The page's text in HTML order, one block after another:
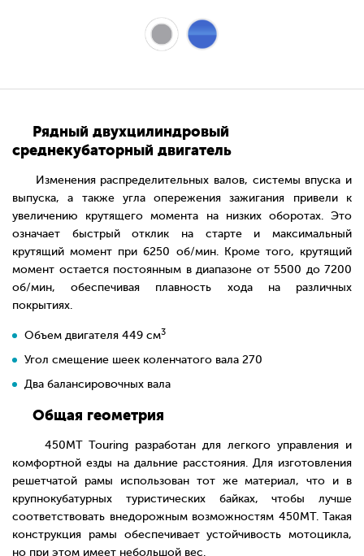
Рядный двухцилиндровый
среднекубаторный двигатель
Изменения распределительных валов, системы впуска и
выпуска, а также угла опережения зажигания привели к
увеличению крутящего момента на низких оборотах. Это
означает быстрый отклик на старте и максимальный
крутящий момент при 6250 об/мин. Кроме того, крутящий
момент остается постоянным в диапазоне от 5500 до 7200
об/мин, обеспечивая плавность хода на различных
покрытиях.
Объем двигателя 449 см3
Угол смещение шеек коленчатого вала 270
Два балансировочных вала
Общая геометрия
450MT Touring разработан для легкого управления и
комфортной езды на дальние расстояния. Для изготовления
решетчатой рамы использован тот же материал, что и в
крупнокубатурных туристических байках, чтобы лучше
соответствовать внедорожным возможностям 450МТ. Такая
конструкция рамы обеспечивает устойчивость мотоцикла,
но при этом имеет небольшой вес.